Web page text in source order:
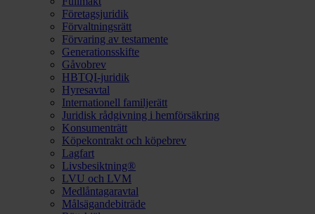
Företagsjuridik
Förvaltningsrätt
Förvaring av testamente
Generationsskifte
Gåvobrev
HBTQI-juridik
Hyresavtal
Internationell familjerätt
Juridisk rådgivning i hemförsäkring
Konsumenträtt
Köpekontrakt och köpebrev
Lagfart
Livsbesiktning®
LVU och LVM
Medlåntagaravtal
Målsägandebiträde